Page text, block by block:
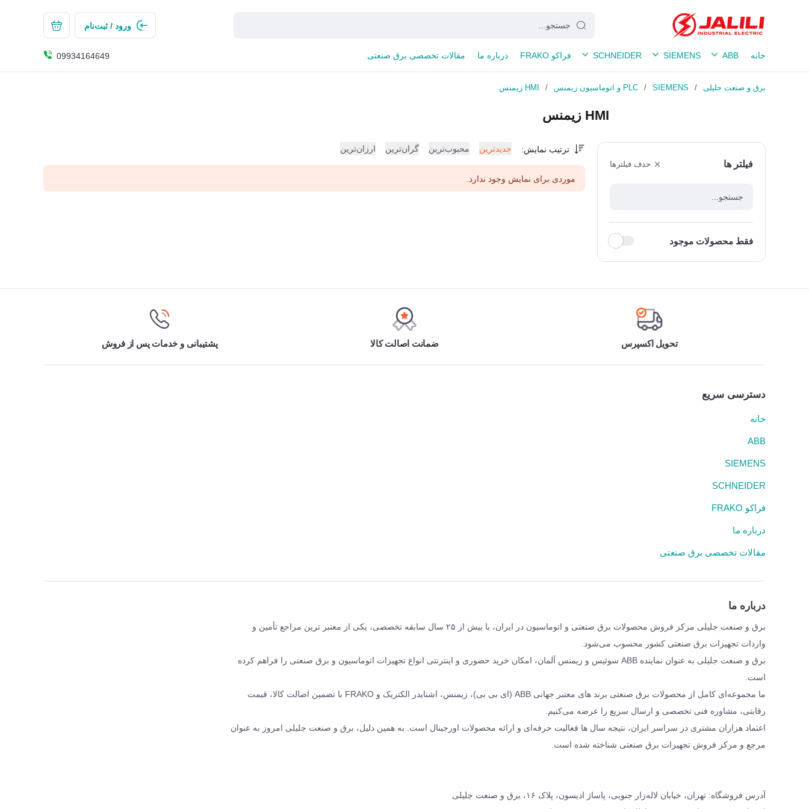
ورود / ثبت‌نام
خانه ABB
SIEMENS
SCHNEIDER فراکو FRAKO درباره ما مقالات تخصصی برق صنعتی 09934164649
برق و صنعت جلیلی /
SIEMENS
/ PLC و اتوماسیون زیمنس / HMI زیمنس
HMI زیمنس
فیلتر ها حذف فیلترها
فقط محصولات موجود
ترتیب نمایش: جدیدترین محبوب‌ترین گران‌ترین ارزان‌ترین
موردی برای نمایش وجود ندارد.
تحویل اکسپرس ضمانت اصالت کالا پشتیبانی و خدمات پس از فروش
دسترسی سریع
خانه
ABB
SIEMENS
SCHNEIDER
فراکو FRAKO
درباره ما
مقالات تخصصی برق صنعتی
درباره ما
برق و صنعت جلیلی مرکز فروش محصولات برق صنعتی و اتوماسیون در ایران، با بیش از ۲۵ سال سابقه تخصصی، یکی از معتبر ترین مراجع تأمین و
واردات تجهیزات برق صنعتی کشور محسوب می‌شود.
برق و صنعت جلیلی به عنوان نماینده ABB سوئیس و زیمنس آلمان، امکان خرید حضوری و اینترنتی انواع تجهیزات اتوماسیون و برق صنعتی را فراهم کرده
است.
ما مجموعه‌ای کامل از محصولات برق صنعتی برند های معتبر جهانی ABB (ای بی بی)، زیمنس، اشنایدر الکتریک و FRAKO با تضمین اصالت کالا، قیمت
رقابتی، مشاوره فنی تخصصی و ارسال سریع را عرضه می‌کنیم.
اعتماد هزاران مشتری در سراسر ایران، نتیجه سال ها فعالیت حرفه‌ای و ارائه محصولات اورجینال است. به همین دلیل، برق و صنعت جلیلی امروز به عنوان
مرجع و مرکز فروش تجهیزات برق صنعتی شناخته شده است.
آدرس فروشگاه: تهران، خیابان لاله‌زار جنوبی، پاساژ ادیسون، پلاک ۱۶، برق و صنعت جلیلی